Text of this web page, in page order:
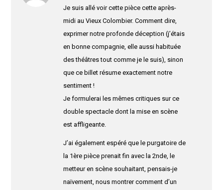
Je suis allé voir cette pièce cette après-
midi au Vieux Colombier. Comment dire,
exprimer notre profonde déception (j’étais
en bonne compagnie, elle aussi habituée
des théâtres tout comme je le suis), sinon
que ce billet résume exactement notre
sentiment !
Je formulerai les mêmes critiques sur ce
double spectacle dont la mise en scène
est affligeante.
J’ai également espéré que le purgatoire de
la 1ère pièce prenait fin avec la 2nde, le
metteur en scène souhaitant, pensais-je
naïvement, nous montrer comment d’un